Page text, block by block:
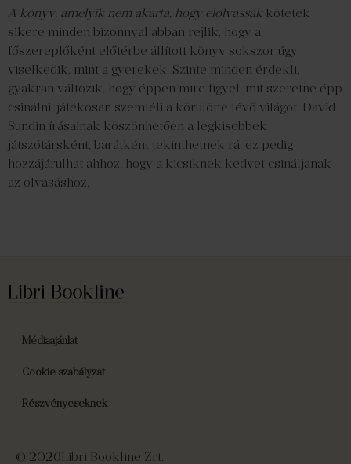
A könyv, amelyik nem akarta, hogy elolvassák kötetek
sikere minden bizonnyal abban rejlik, hogy a
főszereplőként előtérbe állított könyv sokszor úgy
viselkedik, mint a gyerekek. Szinte minden érdekli,
gyakran változik, hogy éppen mire figyel, mit szeretne épp
csinálni, játékosan szemléli a körülötte lévő világot. David
Sundin írásainak köszönhetően a legkisebbek
játszótársként, barátként tekinthetnek rá, ez pedig
hozzájárulhat ahhoz, hogy a kicsiknek kedvet csináljanak
az olvasáshoz.
Médiaajánlat
Cookie szabályzat
Részvényeseknek
© 2026Libri Bookline Zrt.